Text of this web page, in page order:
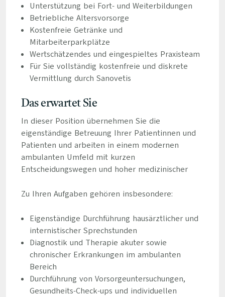
Unterstützung bei Fort- und Weiterbildungen
Betriebliche Altersvorsorge
Kostenfreie Getränke und
Mitarbeiterparkplätze
Wertschätzendes und eingespieltes Praxisteam
Für Sie vollständig kostenfreie und diskrete
Vermittlung durch Sanovetis
Das erwartet Sie
In dieser Position übernehmen Sie die
eigenständige Betreuung Ihrer Patientinnen und
Patienten und arbeiten in einem modernen
ambulanten Umfeld mit kurzen
Entscheidungswegen und hoher medizinischer
Zu Ihren Aufgaben gehören insbesondere:
Eigenständige Durchführung hausärztlicher und
internistischer Sprechstunden
Diagnostik und Therapie akuter sowie
chronischer Erkrankungen im ambulanten
Bereich
Durchführung von Vorsorgeuntersuchungen,
Gesundheits-Check-ups und individuellen